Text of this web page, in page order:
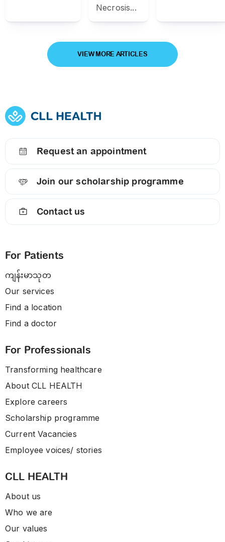
Necrosis...
VIEW MORE ARTICLES
Request an appointment
Join our scholarship programme
Contact us
For Patients
ကျန်းမာသုတ
Our services
Find a location
Find a doctor
For Professionals
Transforming healthcare
About CLL HEALTH
Explore careers
Scholarship programme
Current Vacancies
Employee voices/ stories
CLL HEALTH
About us
Who we are
Our values